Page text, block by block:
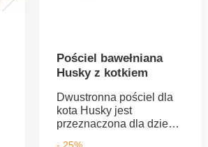
Pościel bawełniana
Husky z kotkiem
Dwustronna pościel dla
kota Husky jest
przeznaczona dla dzieci i